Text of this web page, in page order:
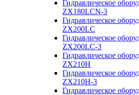
Гидравлическое
ZX180LCN-3
Гидравлическое
ZX200LC
Гидравлическое
ZX200LC-3
Гидравлическое
ZX210H
Гидравлическое
ZX210H-3
Гидравлическое